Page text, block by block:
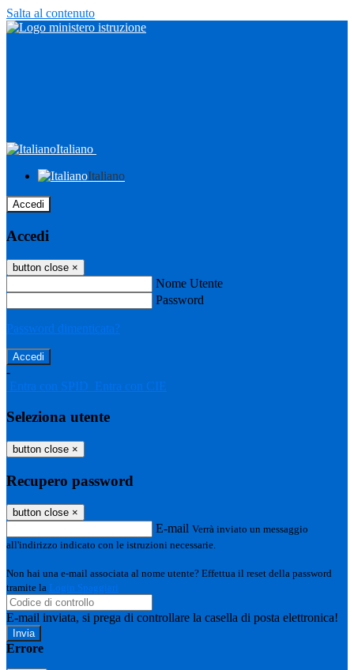
Salta al contenuto
Italiano
Italiano
Accedi
Accedi
button close ×
Nome Utente
Password
Password dimenticata?
-
Entra con SPID
Entra con CIE
Seleziona utente
button close ×
Recupero password
button close ×
E-mail Verrà inviato un messaggio
all'indirizzo indicato con le istruzioni necessarie.
Non hai una e-mail associata al nome utente? Effettua il reset della password
tramite la Login Spaggiari
E-mail inviata, si prega di controllare la casella di posta elettronica!
Errore